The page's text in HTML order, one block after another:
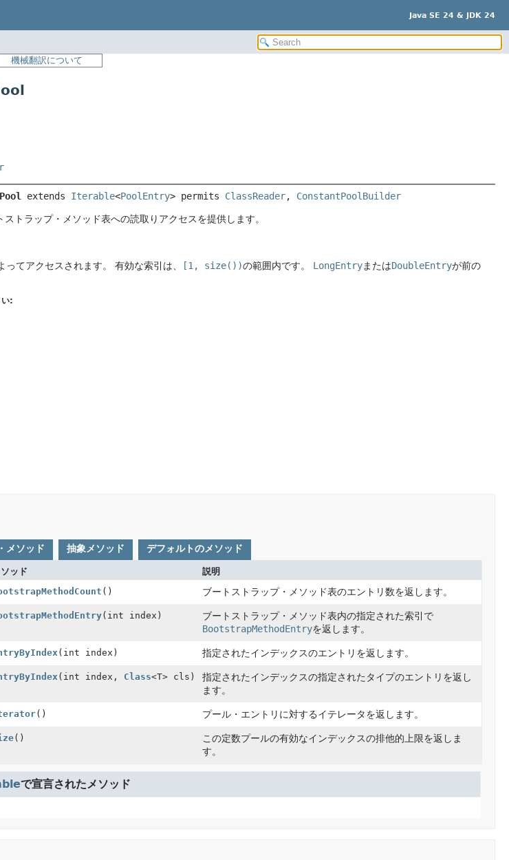
Java SE 24 & JDK 24
機械翻訳について
extends Iterable<PoolEntry> permits ClassReader, ConstantPoolBuilder
トラップ・メソッド表への読取りアクセスを提供します。
てアクセスされます。 有効な索引は、 [1, size())の範囲内です。 LongEntryまたはDoubleEntryが前の
い:
メソッド 抽象メソッド デフォルトのメソッド
ッド
説明
() ブートストラップ・メソッド表のエントリ数を返します。
(int index)
ブートストラップ・メソッド表内の指定された索引で
BootstrapMethodEntryを返します。
(int index) 指定されたインデックスのエントリを返します。
(int index, Class<T> cls)
指定されたインデックスの指定されたタイプのエントリを返し
ます。
() プール・エントリに対するイテレータを返します。
()
この定数プールの有効なインデックスの排他的上限を返しま
す。
で宣言されたメソッド